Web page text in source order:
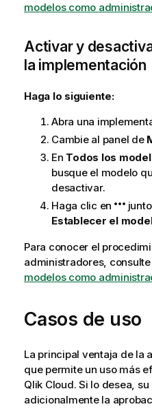
modelos como
Activar y
la implementación
Haga lo siguiente:
Abra una
Cambie al panel de
En Todos los
busque el modelo
desactivar.
Haga clic en
junto
Establecer el
Para conocer el
administradores, consulte
modelos como
Casos de uso
La principal ventaja de la
que permite un uso más
Qlik Cloud. Si lo desea,
adicionalmente la